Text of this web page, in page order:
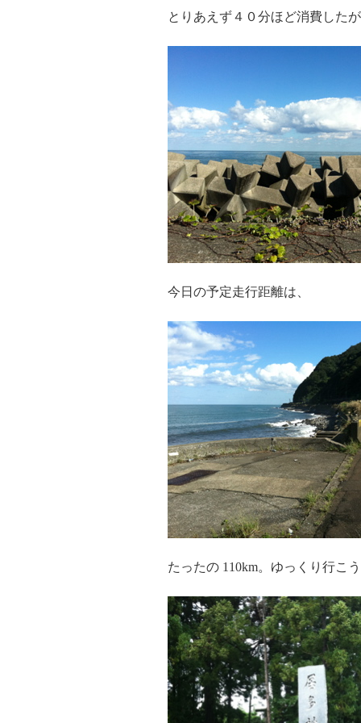
とりあえず４０分ほど消費した
今日の予定走行距離は、
たったの 110km。ゆっくり行こ